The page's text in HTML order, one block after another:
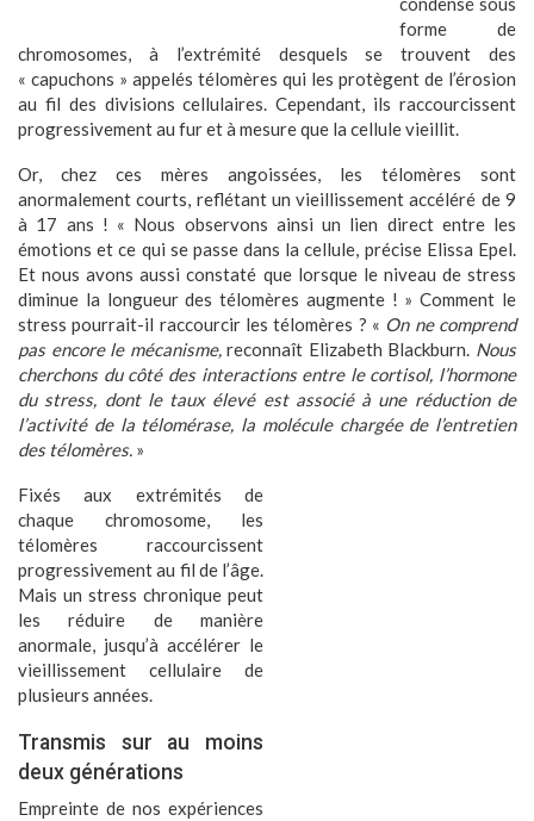
forme de
chromosomes, à l’extrémité desquels se trouvent des
« capuchons » appelés télomères qui les protègent de l’érosion
au fil des divisions cellulaires. Cependant, ils raccourcissent
progressivement au fur et à mesure que la cellule vieillit.
Or, chez ces mères angoissées, les télomères sont
anormalement courts, reflétant un vieillissement accéléré de 9
à 17 ans ! « Nous observons ainsi un lien direct entre les
émotions et ce qui se passe dans la cellule, précise Elissa Epel.
Et nous avons aussi constaté que lorsque le niveau de stress
diminue la longueur des télomères augmente ! » Comment le
stress pourrait-il raccourcir les télomères ? « On ne comprend
pas encore le mécanisme,reconnaît Elizabeth Blackburn. Nous
cherchons du côté des interactions entre le cortisol, l’hormone
du stress, dont le taux élevé est associé à une réduction de
l’activité de la télomérase, la molécule chargée de l’entretien
des télomères. »
Fixés aux extrémités de
chaque chromosome, les
télomères raccourcissent
progressivement au fil de l’âge.
Mais un stress chronique peut
les réduire de manière
anormale, jusqu’à accélérer le
vieillissement cellulaire de
plusieurs années.
Transmis sur au moins
deux générations
Empreinte de nos expériences